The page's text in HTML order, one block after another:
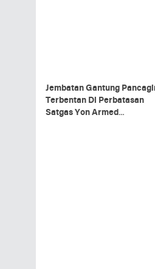
Jembatan Gantung
Terbentan Di Perbatasan
Satgas Yon Armed